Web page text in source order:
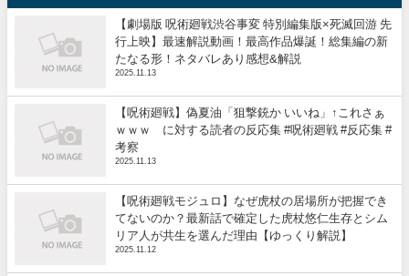
【劇場版 呪術廻戦渋谷事変 特別編集版×死滅回游 先
行上映】最速解説動画！最高作品爆誕！総集編の新
たなる形！ネタバレあり感想&解説
2025.11.13
【呪術廻戦】偽夏油「狙撃銃か いいね」↑これさぁ
ｗｗｗ に対する読者の反応集 #呪術廻戦 #反応集 #
考察
2025.11.13
【呪術廻戦モジュロ】なぜ虎杖の居場所が把握でき
てないのか？最新話で確定した虎杖悠仁生存とシム
リア人が共生を選んだ理由【ゆっくり解説】
2025.11.12